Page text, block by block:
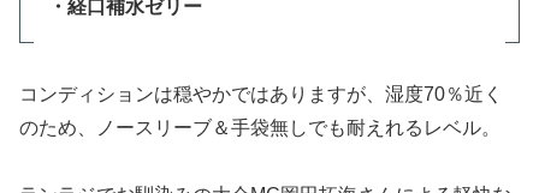
・経口補水ゼリー
コンディションは穏やかではありますが、湿度70％近く
のため、ノースリーブ＆手袋無しでも耐えれるレベル。